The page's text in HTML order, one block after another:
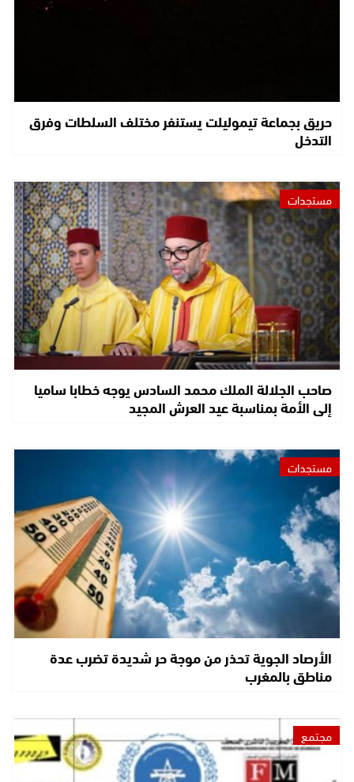
حريق بجماعة تيموليلت يستنفر مختلف السلطات وفرق
التدخل
مستجدات
صاحب الجلالة الملك محمد السادس يوجه خطابا ساميا
إلى الأمة بمناسبة عيد العرش المجيد
مستجدات
الأرصاد الجوية تحذر من موجة حر شديدة تضرب عدة
مناطق بالمغرب
مجتمع